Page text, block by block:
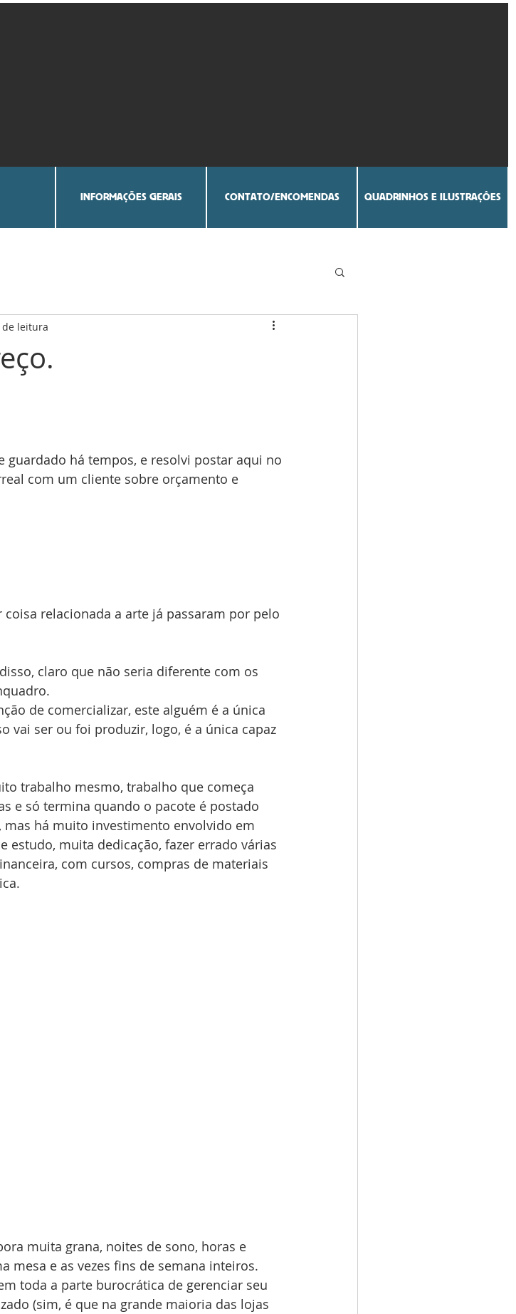
INFORMAÇÕES GERAIS CONTATO/ENCOMENDAS QUADRINHOS E ILUSTRAÇÔES
leitura
guardado há tempos, e resolvi postar aqui no
com um cliente sobre orçamento e
relacionada a arte já passaram por pelo
claro que não seria diferente com os
de comercializar, este alguém é a única
vai ser ou foi produzir, logo, é a única capaz
trabalho mesmo, trabalho que começa
e só termina quando o pacote é postado
há muito investimento envolvido em
estudo, muita dedicação, fazer errado várias
com cursos, compras de materiais
mesa e as vezes fins de semana inteiros.
toda a parte burocrática de gerenciar seu
(sim, é que na grande maioria das lojas